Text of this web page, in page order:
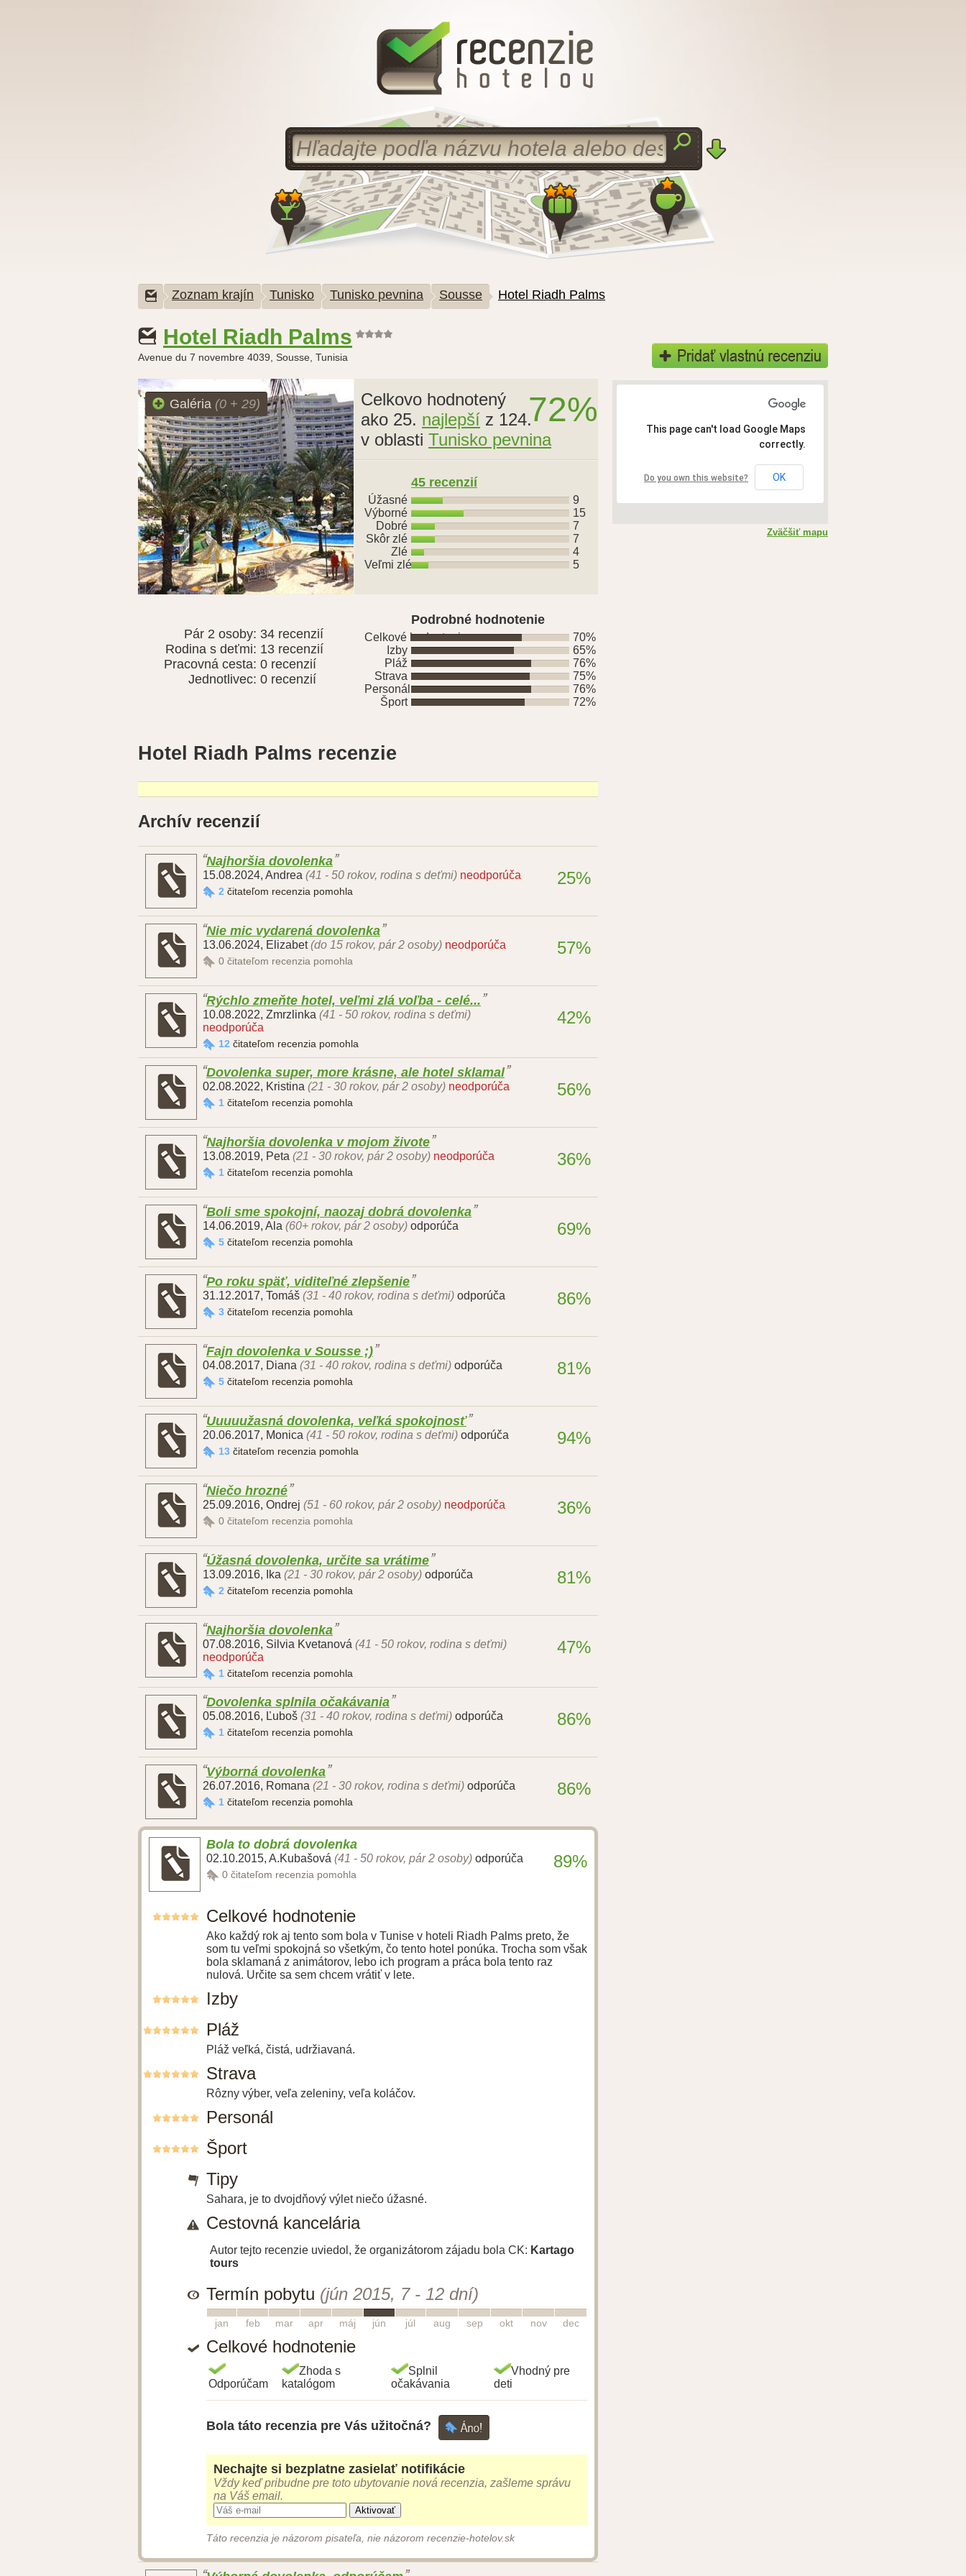
Zoznam krajín Tunisko Tunisko pevnina Sousse Hotel Riadh Palms
Hotel Riadh Palms
Avenue du 7 novembre 4039, Sousse, Tunisia
Galéria (0 + 29) 72%
Celkovo hodnotený
ako 25. najlepší z 124.
v oblasti Tunisko pevnina
45 recenzií
Úžasné
9
Výborné
15
Dobré
7
Skôr zlé
7
Zlé
4
Veľmi zlé
5
Pár 2 osoby: 34 recenzií
Rodina s deťmi: 13 recenzií
Pracovná cesta: 0 recenzií
Jednotlivec: 0 recenzií
Podrobné hodnotenie
Celkové hodnotenie
70%
Izby
65%
Pláž
76%
Strava
75%
Personál
76%
Šport
72%
Hotel Riadh Palms recenzie
Archív recenzií
Najhoršia dovolenka
15.08.2024, Andrea (41 - 50 rokov, rodina s deťmi) neodporúča
2 čitateľom recenzia pomohla
25%
Nie mic vydarená dovolenka
13.06.2024, Elizabet (do 15 rokov, pár 2 osoby) neodporúča
0 čitateľom recenzia pomohla
57%
Rýchlo zmeňte hotel, veľmi zlá voľba - celé...
10.08.2022, Zmrzlinka (41 - 50 rokov, rodina s deťmi)
neodporúča
12 čitateľom recenzia pomohla
42%
Dovolenka super, more krásne, ale hotel sklamal
02.08.2022, Kristina (21 - 30 rokov, pár 2 osoby) neodporúča
1 čitateľom recenzia pomohla
56%
Najhoršia dovolenka v mojom živote
13.08.2019, Peta (21 - 30 rokov, pár 2 osoby) neodporúča
1 čitateľom recenzia pomohla
36%
Boli sme spokojní, naozaj dobrá dovolenka
14.06.2019, Ala (60+ rokov, pár 2 osoby) odporúča
5 čitateľom recenzia pomohla
69%
Po roku späť, viditeľné zlepšenie
31.12.2017, Tomáš (31 - 40 rokov, rodina s deťmi) odporúča
3 čitateľom recenzia pomohla
86%
Fajn dovolenka v Sousse ;)
04.08.2017, Diana (31 - 40 rokov, rodina s deťmi) odporúča
5 čitateľom recenzia pomohla
81%
Uuuuužasná dovolenka, veľká spokojnosť
20.06.2017, Monica (41 - 50 rokov, rodina s deťmi) odporúča
13 čitateľom recenzia pomohla
94%
Niečo hrozné
25.09.2016, Ondrej (51 - 60 rokov, pár 2 osoby) neodporúča
0 čitateľom recenzia pomohla
36%
Úžasná dovolenka, určite sa vrátime
13.09.2016, Ika (21 - 30 rokov, pár 2 osoby) odporúča
2 čitateľom recenzia pomohla
81%
Najhoršia dovolenka
07.08.2016, Silvia Kvetanová (41 - 50 rokov, rodina s deťmi)
neodporúča
1 čitateľom recenzia pomohla
47%
Dovolenka splnila očakávania
05.08.2016, Ľuboš (31 - 40 rokov, rodina s deťmi) odporúča
1 čitateľom recenzia pomohla
86%
Výborná dovolenka
26.07.2016, Romana (21 - 30 rokov, rodina s deťmi) odporúča
1 čitateľom recenzia pomohla
86%
Bola to dobrá dovolenka
02.10.2015, A.Kubašová (41 - 50 rokov, pár 2 osoby) odporúča
0 čitateľom recenzia pomohla
89%
Celkové hodnotenie
Ako každý rok aj tento som bola v Tunise v hoteli Riadh Palms preto, že
som tu veľmi spokojná so všetkým, čo tento hotel ponúka. Trocha som však
bola sklamaná z animátorov, lebo ich program a práca bola tento raz
nulová. Určite sa sem chcem vrátiť v lete.
Izby
Pláž
Pláž veľká, čistá, udržiavaná.
Strava
Rôzny výber, veľa zeleniny, veľa koláčov.
Personál
Šport
Tipy
Sahara, je to dvojdňový výlet niečo úžasné.
Cestovná kancelária
Autor tejto recenzie uviedol, že organizátorom zájadu bola CK: Kartago
tours
Termín pobytu (jún 2015, 7 - 12 dní)
jan feb mar apr máj jún júl aug sep okt nov dec
Celkové hodnotenie
Odporúčam
Zhoda s
katalógom
Splnil
očakávania
Vhodný pre
deti
Bola táto recenzia pre Vás užitočná?
Nechajte si bezplatne zasielať notifikácie
Vždy keď pribudne pre toto ubytovanie nová recenzia, zašleme správu
na Váš email.
Aktivovať
Táto recenzia je názorom pisateľa, nie názorom recenzie-hotelov.sk
This page can't load Google Maps
correctly.
Do you own this website? OK
Zväčšiť mapu